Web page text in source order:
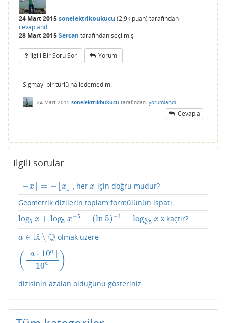
24 Mart 2015sonelektrikbukucu (2.9k puan) tarafından
cevaplandı
28 Mart 2015Sercan tarafındanseçilmiş
Ilgili Bir Soru Sor Yorum
Sigmayı bir türlü halledemedim.
24 Mart 2015 sonelektrikbukucu tarafından yorumlandı
Cevapla
İlgili sorular
⌈−x⌉ = − x
−x⌉= x⌋ , herx
x için doğru mudur?
Geometrik dizilerin toplam formülünün ispatı
log5 x + log5 x−5 = (ln5) −1 − log 5
√
5 x
log5 x+ log 5x−5 =(ln5 )−1 −log55x x kaçtır?
a ∈ R ∖ Q
a∈R ∖Q olmak üzere
( ⌈a ⋅ 10n⌉
10n )
⌈a⋅10n⌉10n
dizisinin azalan olduğunu gösteriniz.